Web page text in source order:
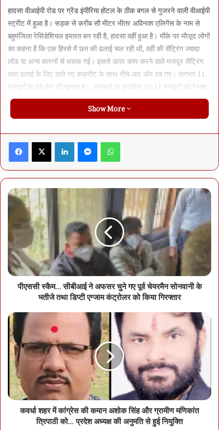
हादसा वीआईपी रोड पर ग्रेंड इंपीरिया होटल के ठीक बगल से गुजरने वाली वीआईपी
स्ट्रीट में हुआ है। सड़क से करीब सौ मीटर भीतर अविनाश एलिगेंस के नाम से
बहुमंजिला रेसिंडेशियल इमारत बन रही है, हादसा वहीं हुआ है। मौके पर मौजूद लोगों
का कहना है कि एक हिस्से में छत की ढलाई चल रही थी, वहीं की सेंट्रिंग ज्यादा
लोड या अन्य कारणों से धसक गई। इससे ऊपर काम करने वाले मजदूर सेंट्रिंग
तथा ढलाई के लिए डाले गए कंक्रीट के साथ नीचे आए और दब गए। लगभग 11
मजदूरों के दबे होने की सूचना है। अफसरों के मुताबिक 10-11 मजदूरों को रेस्क्यू
टीमों ने मलबे से सुरक्षित निकालकर अस्पताल भिजवा दिया है। मलबे में तलाश की
जा रही है कि कहीं कोई और तो नहीं दबा हुआ है। बिल्डिंग निर्माण करनेवाले बिल्डर
Show More
Facebook X LinkedIn
पीएससी स्कैम... सीबीआई ने अफसर चुने गए पूर्व चेयरमैन सोनवानी के
भतीजे तथा डिप्टी एग्जाम कंट्रोलर को किया गिरफ्तार
कवर्धा शहर में कांग्रेस की कमान अशोक सिंह और ग्रामीण मणिकांत
त्रिपाठी को... प्रदेश अध्यक्ष की अनुमति से हुई नियुक्ति